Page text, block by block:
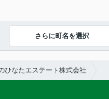
さらに町名を選択
ひなたエステート株式会社